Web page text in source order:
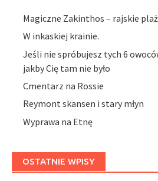
Magiczne Zakinthos – rajskie
W inkaskiej krainie.
Jeśli nie spróbujesz tych 6
jakby Cię tam nie było
Cmentarz na Rossie
Reymont skansen i stary młyn
Wyprawa na Etnę
OSTATNIE WPISY